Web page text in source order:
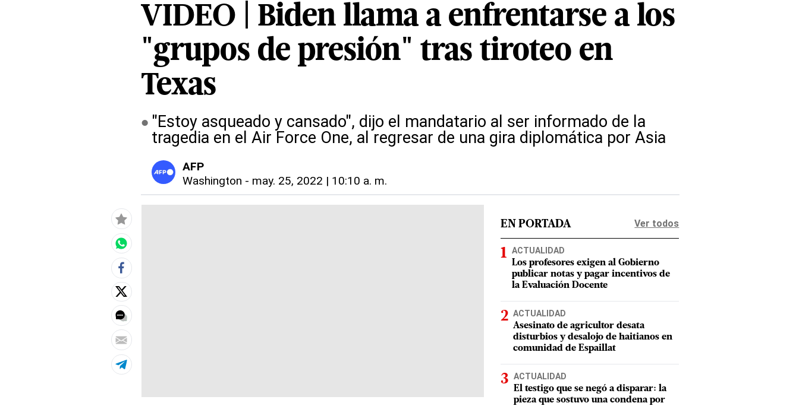
VIDEO | Biden llama a enfrentarse a los
"grupos de presión" tras tiroteo en
Texas
"Estoy asqueado y cansado", dijo el mandatario al ser informado de la
tragedia en el Air Force One, al regresar de una gira diplomática por Asia
AFP
Washington - may. 25, 2022 | 10:10 a. m.
EN PORTADA Ver todos
ACTUALIDAD
Los profesores exigen al Gobierno
publicar notas y pagar incentivos de
la Evaluación Docente
ACTUALIDAD
Asesinato de agricultor desata
disturbios y desalojo de haitianos en
comunidad de Espaillat
ACTUALIDAD
El testigo que se negó a disparar: la
pieza que sostuvo una condena por